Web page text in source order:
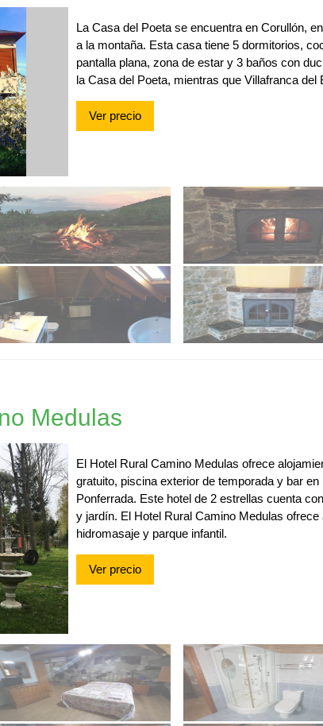
La Casa del Poeta se encuentra en Corullón,
a la montaña. Esta casa tiene 5 dormitorios,
pantalla plana, zona de estar y 3 baños con
la Casa del Poeta, mientras que Villafranca del
Ver precio
Medulas
El Hotel Rural Camino Medulas ofrece
gratuito, piscina exterior de temporada y bar
Ponferrada. Este hotel de 2 estrellas cuenta
y jardín. El Hotel Rural Camino Medulas
hidromasaje y parque infantil.
Ver precio